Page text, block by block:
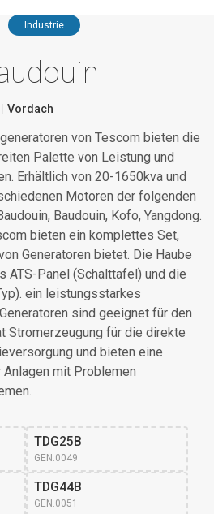
Industrie
Vordach
von Tescom bieten die
Palette von Leistung und
Erhältlich von 20-1650kva und
Motoren der folgenden
Baudouin, Kofo, Yangdong.
bieten ein komplettes Set,
Generatoren bietet. Die Haube
ATS-Panel (Schalttafel) und die
ein leistungsstarkes
sind geeignet für den
Stromerzeugung für die direkte
und bieten eine
mit Problemen
TDG25B
GEN.0049
TDG44B
GEN.0051